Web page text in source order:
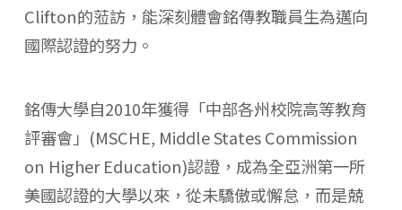
Clifton的蒞訪，能深刻體會銘傳教職員生為邁向
國際認證的努力。
銘傳大學自2010年獲得「中部各州校院高等教育
評審會」(MSCHE, Middle States Commission
on Higher Education)認證，成為全亞洲第一所
美國認證的大學以來，從未驕傲或懈怠，而是兢